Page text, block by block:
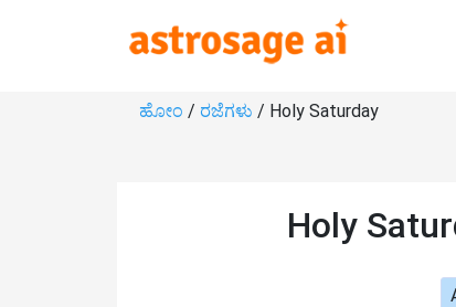
ಹೋಂ / ರಜೆಗಳು / Holy Saturday
Holy